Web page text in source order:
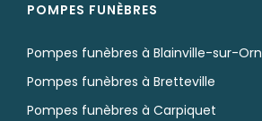
POMPES FUNÈBRES
Pompes funèbres à Blainville-sur-
Pompes funèbres à Bretteville
Pompes funèbres à Carpiquet